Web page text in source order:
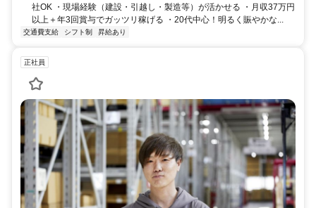
社OK ・現場経験（建設・引越し・製造等）が活かせる ・月収37万円
以上＋年3回賞与でガッツリ稼げる ・20代中心！明るく賑やかな...
交通費支給 シフト制 昇給あり
正社員